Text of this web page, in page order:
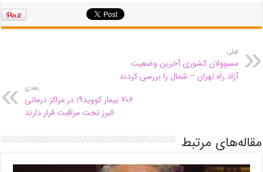
قبلی
مسوولان کشوری آخرین وضعیت
آزاد راه تهران – شمال را بررسی کردند
بعدی
۷۰۶ بیمار کووید۱۹ در مراکز درمانی
البرز تحت مراقبت قرار دارند
مقاله‌های مرتبط